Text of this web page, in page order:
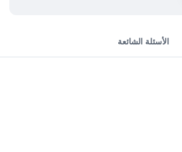
الأسئلة الشائعة